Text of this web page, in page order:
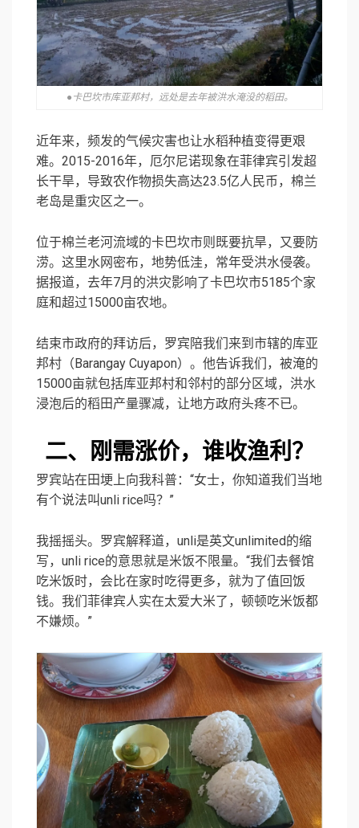
●卡巴坎市库亚邦村，远处是去年被洪水淹没的稻田。
近年来，频发的气候灾害也让水稻种植变得更艰
难。2015-2016年，厄尔尼诺现象在菲律宾引发超
长干旱，导致农作物损失高达23.5亿人民币，棉兰
老岛是重灾区之一。
位于棉兰老河流域的卡巴坎市则既要抗旱，又要防
涝。这里水网密布，地势低洼，常年受洪水侵袭。
据报道，去年7月的洪灾影响了卡巴坎市5185个家
庭和超过15000亩农地。
结束市政府的拜访后，罗宾陪我们来到市辖的库亚
邦村（Barangay Cuyapon）。他告诉我们，被淹的
15000亩就包括库亚邦村和邻村的部分区域，洪水
浸泡后的稻田产量骤减，让地方政府头疼不已。
二、 刚需涨价，谁收渔利？
罗宾站在田埂上向我科普：“女士，你知道我们当地
有个说法叫unli rice吗？”
我摇摇头。罗宾解释道，unli是英文unlimited的缩
写，unli rice的意思就是米饭不限量。“我们去餐馆
吃米饭时，会比在家时吃得更多，就为了值回饭
钱。我们菲律宾人实在太爱大米了，顿顿吃米饭都
不嫌烦。”